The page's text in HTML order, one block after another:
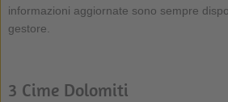
informazioni aggiornate sono sempre
gestore.
3 Cime Dolomiti